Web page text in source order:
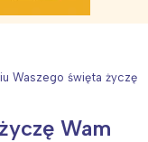
Waszego święta życzę
Wam